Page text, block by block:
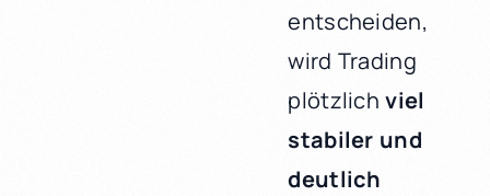
entscheiden,
wird Trading
plötzlichviel
stabiler und
deutlich